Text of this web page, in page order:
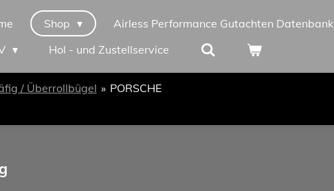
Shop Airless Performance Gutachten Datenbank
Hol - und Zustellservice
/ Überrollbügel » PORSCHE